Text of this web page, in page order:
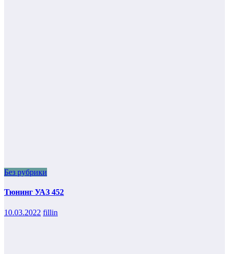
Без рубрики
Тюнинг УАЗ 452
10.03.2022 fillin